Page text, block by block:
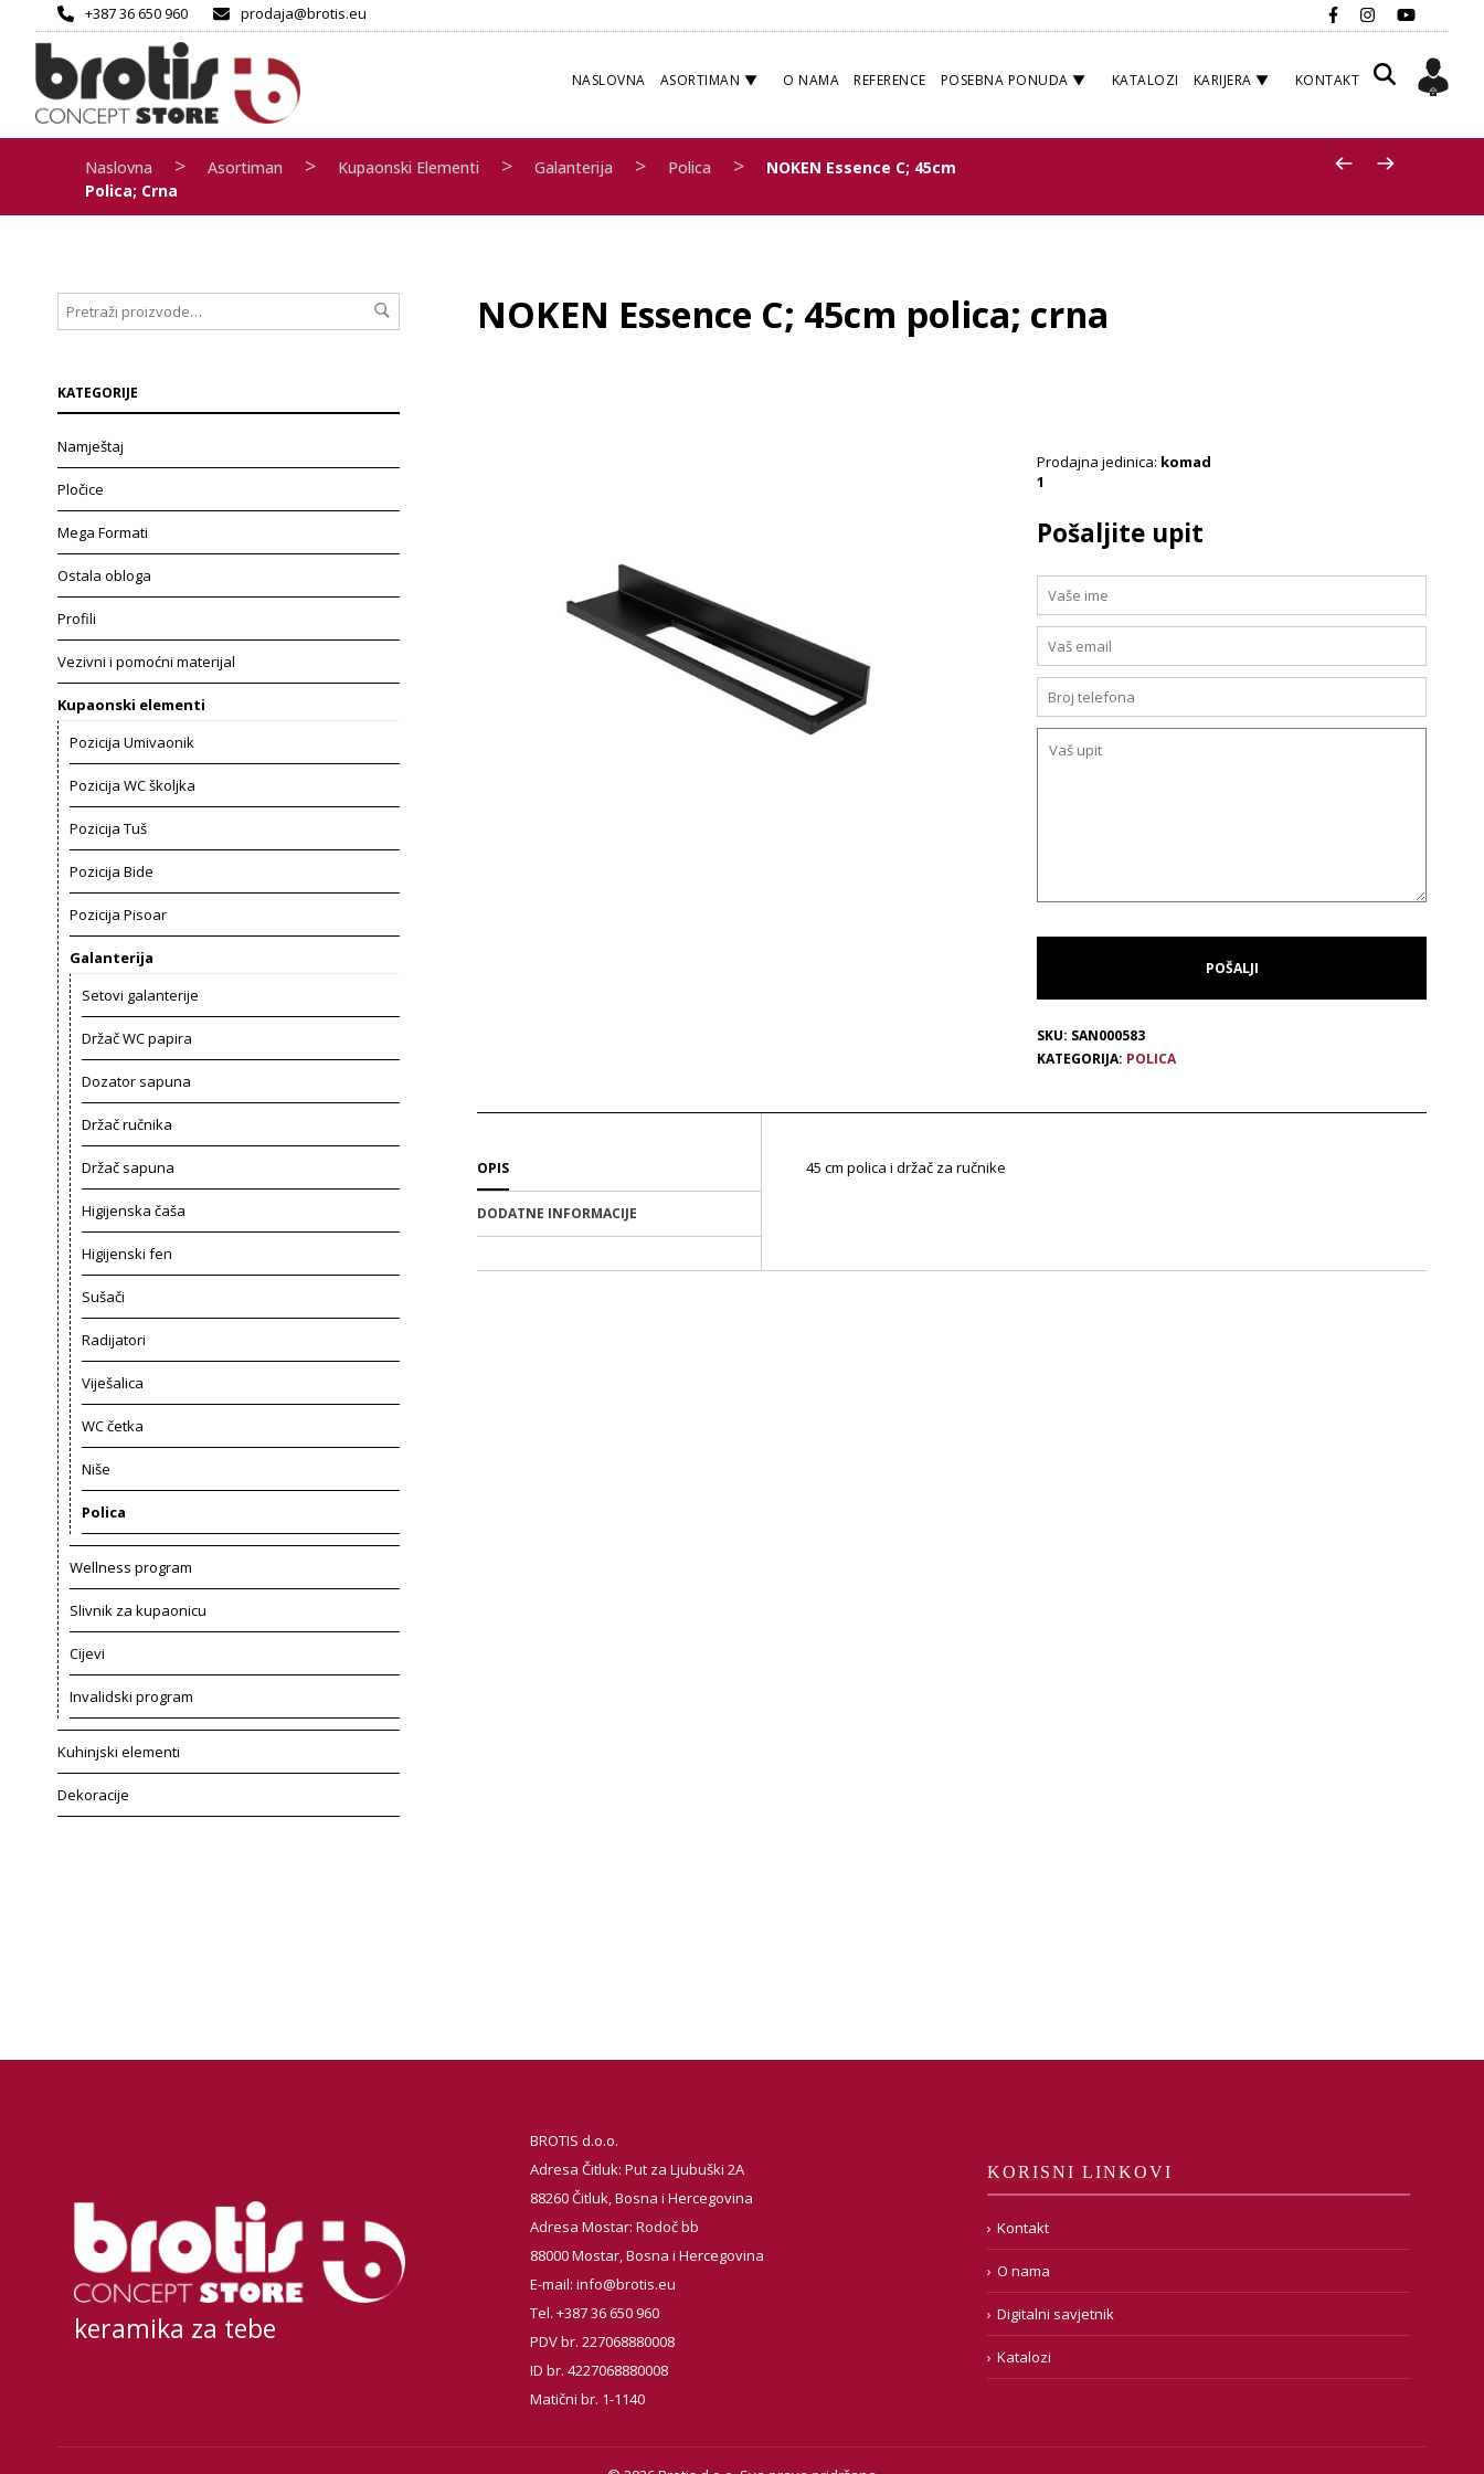
+387 36 650 960 prodaja@brotis.eu
NASLOVNA ASORTIMAN O NAMA REFERENCE POSEBNA PONUDA KATALOZI KARIJERA KONTAKT
Naslovna > Asortiman > Kupaonski Elementi > Galanterija > Polica >
NOKEN Essence C; 45cm
Polica; Crna
NOKEN Essence C; 45cm polica; crna
Prodajna jedinica: komad
1
Pošaljite upit
SKU: SAN000583
KATEGORIJA: POLICA
OPIS
DODATNE INFORMACIJE
45 cm polica i držač za ručnike
KATEGORIJE
Namještaj
Pločice
Mega Formati
Ostala obloga
Profili
Vezivni i pomoćni materijal
Kupaonski elementi
Pozicija Umivaonik
Pozicija WC školjka
Pozicija Tuš
Pozicija Bide
Pozicija Pisoar
Galanterija
Setovi galanterije
Držač WC papira
Dozator sapuna
Držač ručnika
Držač sapuna
Higijenska čaša
Higijenski fen
Sušači
Radijatori
Viješalica
WC četka
Niše
Polica
Wellness program
Slivnik za kupaonicu
Cijevi
Invalidski program
Kuhinjski elementi
Dekoracije
keramika za tebe
BROTIS d.o.o.
Adresa Čitluk: Put za Ljubuški 2A
88260 Čitluk, Bosna i Hercegovina
Adresa Mostar: Rodoč bb
88000 Mostar, Bosna i Hercegovina
E-mail:info@brotis.eu
Tel. +387 36 650 960
PDV br. 227068880008
ID br. 4227068880008
Matični br. 1-1140
KORISNI LINKOVI
Kontakt
O nama
Digitalni savjetnik
Katalozi